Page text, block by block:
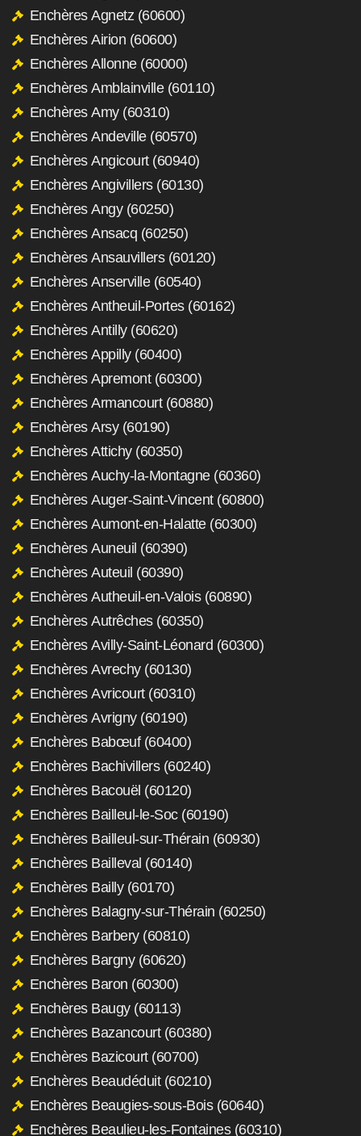
Enchères Agnetz (60600)
Enchères Airion (60600)
Enchères Allonne (60000)
Enchères Amblainville (60110)
Enchères Amy (60310)
Enchères Andeville (60570)
Enchères Angicourt (60940)
Enchères Angivillers (60130)
Enchères Angy (60250)
Enchères Ansacq (60250)
Enchères Ansauvillers (60120)
Enchères Anserville (60540)
Enchères Antheuil-Portes (60162)
Enchères Antilly (60620)
Enchères Appilly (60400)
Enchères Apremont (60300)
Enchères Armancourt (60880)
Enchères Arsy (60190)
Enchères Attichy (60350)
Enchères Auchy-la-Montagne (60360)
Enchères Auger-Saint-Vincent (60800)
Enchères Aumont-en-Halatte (60300)
Enchères Auneuil (60390)
Enchères Auteuil (60390)
Enchères Autheuil-en-Valois (60890)
Enchères Autrêches (60350)
Enchères Avilly-Saint-Léonard (60300)
Enchères Avrechy (60130)
Enchères Avricourt (60310)
Enchères Avrigny (60190)
Enchères Babœuf (60400)
Enchères Bachivillers (60240)
Enchères Bacouël (60120)
Enchères Bailleul-le-Soc (60190)
Enchères Bailleul-sur-Thérain (60930)
Enchères Bailleval (60140)
Enchères Bailly (60170)
Enchères Balagny-sur-Thérain (60250)
Enchères Barbery (60810)
Enchères Bargny (60620)
Enchères Baron (60300)
Enchères Baugy (60113)
Enchères Bazancourt (60380)
Enchères Bazicourt (60700)
Enchères Beaudéduit (60210)
Enchères Beaugies-sous-Bois (60640)
Enchères Beaulieu-les-Fontaines (60310)